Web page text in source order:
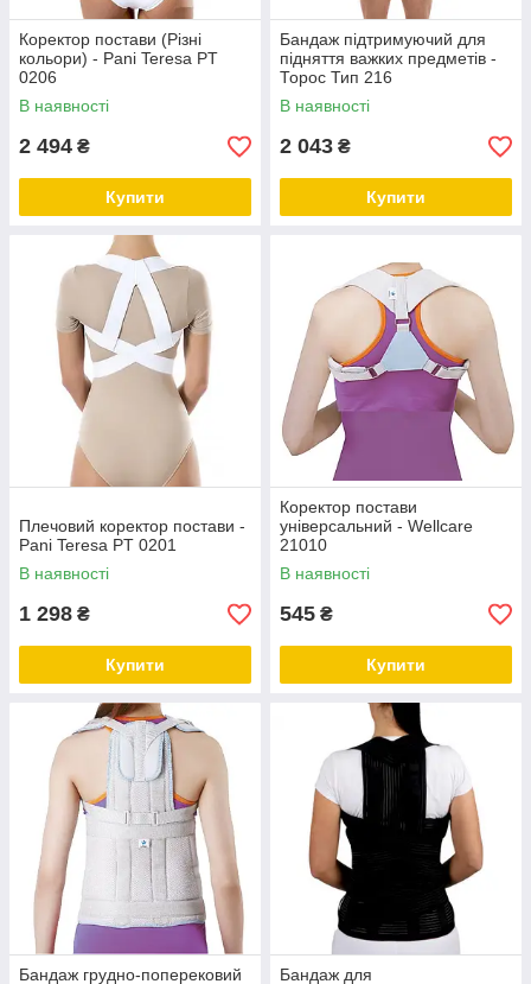
Коректор постави (Різні
кольори) - Pani Teresa PT
0206
В наявності
2 494 ₴
Купити
Бандаж підтримуючий для
підняття важких предметів -
Торос Тип 216
В наявності
2 043 ₴
Купити
Плечовий коректор постави -
Pani Teresa PT 0201
В наявності
1 298 ₴
Купити
Коректор постави
універсальний - Wellcare
21010
В наявності
545 ₴
Купити
Бандаж грудно-поперековий Бандаж для